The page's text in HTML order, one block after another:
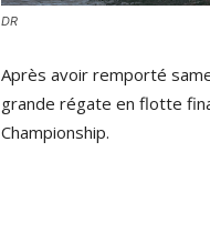
DR
Après avoir remporté
grande régate en flotte
Championship.